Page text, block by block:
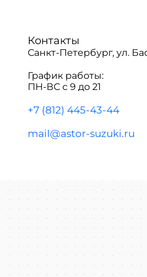
Контакты
Санкт-Петербург, ул.
График работы:
ПН-ВС с 9 до 21
+7 (812) 445-43-44
mail@astor-suzuki.ru